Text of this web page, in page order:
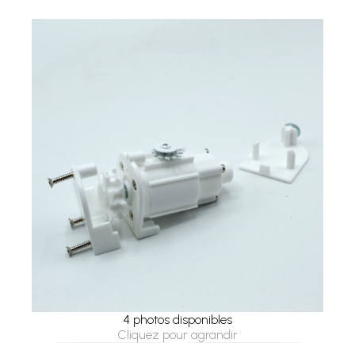
4 photos disponibles
Cliquez pour agrandir